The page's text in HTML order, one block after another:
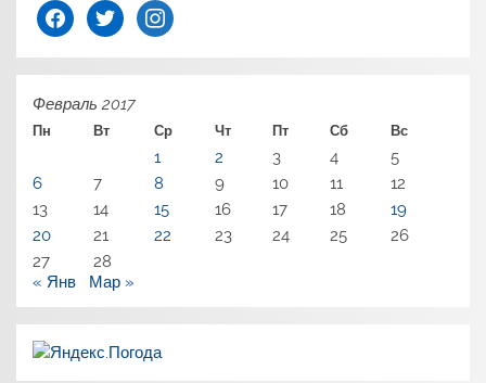
facebooktwitter instagram
Февраль 2017
Пн Вт Ср Чт Пт Сб Вс
1 2 3 4
5
6
7 8 9 10 11
12
13
14 15 16 17 18
19
20
21 22 23 24 25
26
27
28
« Янв
Мар »